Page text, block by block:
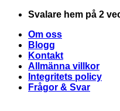
Skip
content
Svalare hem på 2
Om oss
Blogg
Kontakt
Allmänna villkor
Integritets policy
Frågor & Svar